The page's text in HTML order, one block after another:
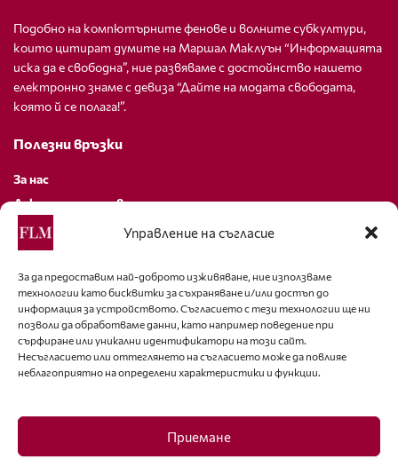
Управление на съгласие
За да предоставим най-доброто изживяване, ние използваме
технологии като бисквитки за съхраняване и/или достъп до
информация за устройството. Съгласието с тези технологии ще ни
позволи да обработваме данни, като например поведение при
сърфиране или уникални идентификатори на този сайт.
Несъгласието или оттеглянето на съгласието може да повлияе
неблагоприятно на определени характеристики и функции.
Приемане
Подобно на компютърните фенове и волните субкултури,
които цитират думите на Маршал Маклуън “Информацията
иска да е свободна”, ние развяваме с достойнство нашето
електронно знаме с девиза “Дайте на модата свободата,
която й се полага!”.
Полезни връзки
За нас
Декларация за поверителност
Политика за бисквитки
За контакти
editor@fashion-lifestyle.net
+359 88 227 33 47
Последвайте ни
Facebook